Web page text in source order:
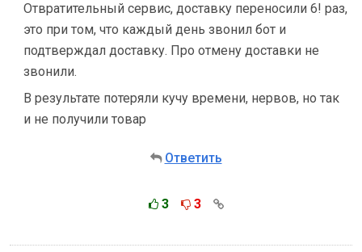
Отвратительный сервис, доставку переносили 6! раз,
это при том, что каждый день звонил бот и
подтверждал доставку. Про отмену доставки не
звонили.
В результате потеряли кучу времени, нервов, но так
и не получили товар
Ответить
3 3